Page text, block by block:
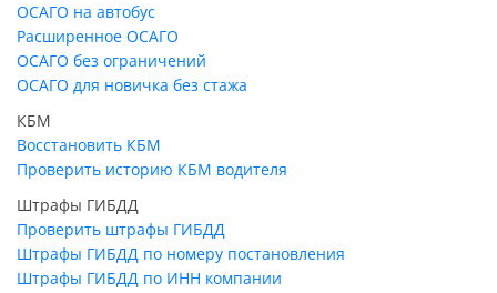
ОСАГО на автобус
Расширенное ОСАГО
ОСАГО без ограничений
ОСАГО для новичка без стажа
КБМ
Восстановить КБМ
Проверить историю КБМ водителя
Штрафы ГИБДД
Проверить штрафы ГИБДД
Штрафы ГИБДД по номеру постановления
Штрафы ГИБДД по ИНН компании